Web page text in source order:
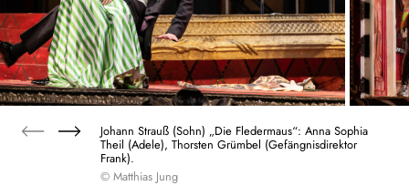
Johann Strauß (Sohn) „Die Fledermaus“: Anna Sophia
Theil (Adele), Thorsten Grümbel (Gefängnisdirektor
Frank).
© Matthias Jung